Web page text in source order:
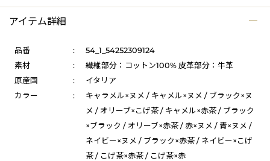
アイテム詳細
品番 :
54_1_54252309124
素材
:
繊維部分：コットン100% 皮革部分：牛革
原産国
:
イタリア
カラー
:
キャラメル×ヌメ / キャメル×ヌメ / ブラック×ヌ
メ / オリーブ×こげ茶 / キャメル×赤茶 / ブラック
×ブラック / オリーブ×赤茶 / 赤×ヌメ / 青×ヌメ /
ネイビー×ヌメ / ブラック×赤茶 / ネイビー×こげ
茶 / こげ茶×赤茶 / こげ茶×赤